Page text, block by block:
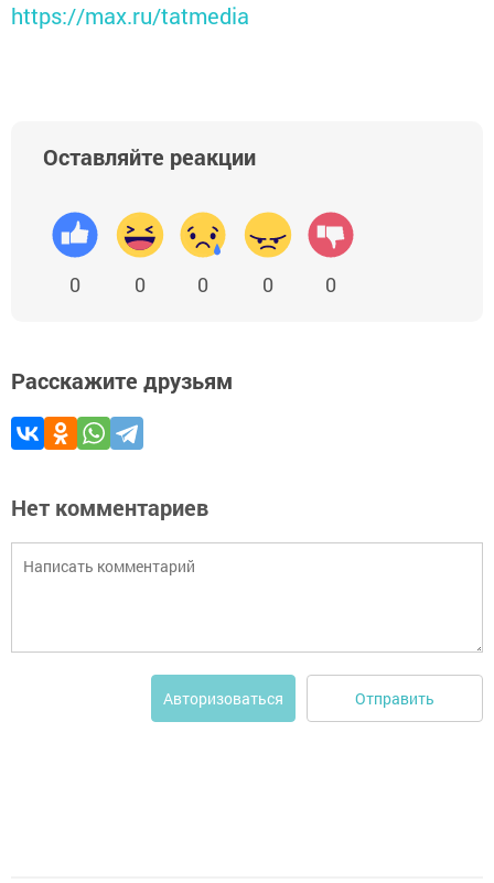
https://max.ru/tatmedia
Оставляйте реакции
0 0 0 0 0
Расскажите друзьям
Нет комментариев
Авторизоваться Отправить